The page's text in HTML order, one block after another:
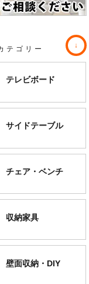
ゴリー
テレビボード
サイドテーブル
チェア・ベンチ
収納家具
壁面収納・DIY